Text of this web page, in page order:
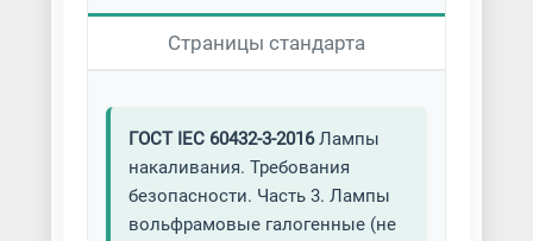
Страницы стандарта
ГОСТ IEC 60432-3-2016Лампы
накаливания. Требования
безопасности. Часть 3. Лампы
вольфрамовые галогенные (не